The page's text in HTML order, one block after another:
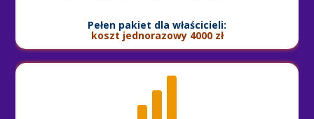
Pełen pakiet dla właścicieli:
koszt jednorazowy 4000 zł